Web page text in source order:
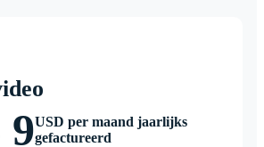
9USD per maand jaarlijks
gefactureerd